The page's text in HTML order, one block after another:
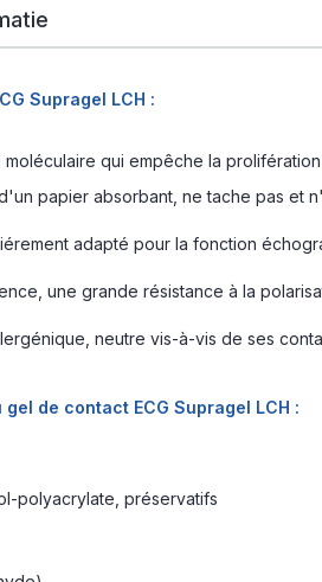
Supragel LCH :
qui empêche la
papier absorbant, ne tache pas et
adapté pour la fonction
une grande résistance à la
neutre vis-à-vis de ses
de contact ECG Supragel LCH :
polyacrylate, préservatifs